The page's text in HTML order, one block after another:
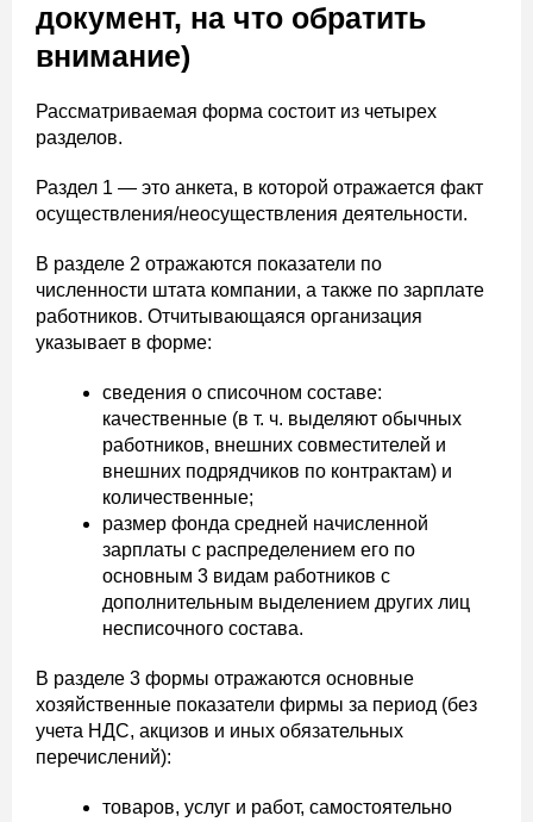
документ, на что обратить
внимание)
Рассматриваемая форма состоит из четырех
разделов.
Раздел 1 — это анкета, в которой отражается факт
осуществления/неосуществления деятельности.
В разделе 2 отражаются показатели по
численности штата компании, а также по зарплате
работников. Отчитывающаяся организация
указывает в форме:
сведения о списочном составе:
качественные (в т. ч. выделяют обычных
работников, внешних совместителей и
внешних подрядчиков по контрактам) и
количественные;
размер фонда средней начисленной
зарплаты с распределением его по
основным 3 видам работников с
дополнительным выделением других лиц
несписочного состава.
В разделе 3 формы отражаются основные
хозяйственные показатели фирмы за период (без
учета НДС, акцизов и иных обязательных
перечислений):
товаров, услуг и работ, самостоятельно